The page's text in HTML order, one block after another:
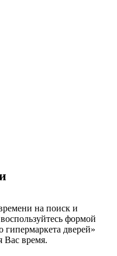
на поиск и
формой
дверей»
Вас время.